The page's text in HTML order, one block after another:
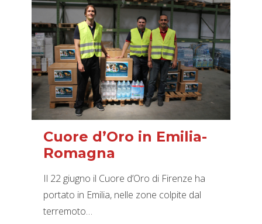
Cuore d’Oro in Emilia-
Romagna
Il 22 giugno il Cuore d’Oro di Firenze ha
portato in Emilia, nelle zone colpite dal
terremoto…